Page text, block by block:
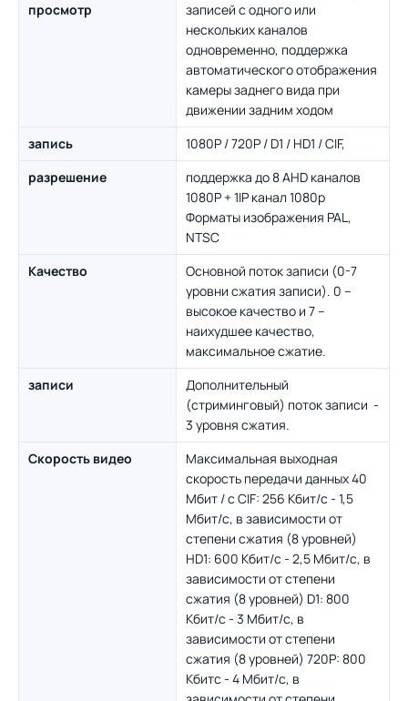
просмотр
записей с одного или
нескольких каналов
одновременно, поддержка
автоматического отображения
камеры заднего вида при
движении задним ходом
запись
1080P / 720P / D1 / HD1 / CIF,
разрешение
поддержка до 8 AHD каналов
1080P + 1IP канал 1080p
Форматы изображения PAL,
NTSC
Качество
Основной поток записи (0-7
уровни сжатия записи). 0 –
высокое качество и 7 –
наихудшее качество,
максимальное сжатие.
записи
Дополнительный
(стриминговый) поток записи -
3 уровня сжатия.
Скорость видео
Максимальная выходная
скорость передачи данных 40
Мбит / с CIF: 256 Кбит/с - 1,5
Мбит/с, в зависимости от
степени сжатия (8 уровней)
HD1: 600 Кбит/с - 2,5 Мбит/с, в
зависимости от степени
сжатия (8 уровней) D1: 800
Кбит/с - 3 Мбит/с, в
зависимости от степени
сжатия (8 уровней) 720P: 800
Кбитс - 4 Мбит/с, в